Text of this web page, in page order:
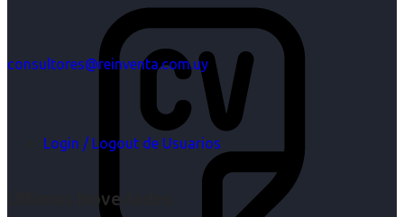
consultores@reinventa.com.uy
Login / Logout de Usuarios
Últimas Novedades